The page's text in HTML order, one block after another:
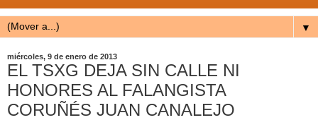
▼
miércoles, 9 de enero de 2013
EL TSXG DEJA SIN CALLE NI
HONORES AL FALANGISTA
CORUÑÉS JUAN CANALEJO